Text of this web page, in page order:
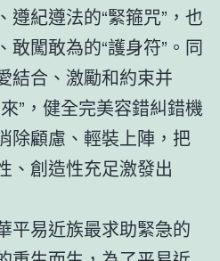
紀遵法的“緊箍咒”，也
敢闖敢為的“護身符”。同
結合、激勵和約束并
”，健全完美容錯糾錯機
除顧慮、輕裝上陣，把
、創造性充足激發出
平易近族最求助緊急的